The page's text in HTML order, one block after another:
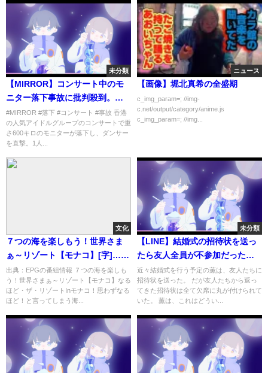
未分類
【MIRROR】コンサート中のモ
ニター落下事故に批判殺到。許
せない。【香港】【ミラー】
update
#MIRROR #落下 #コンサート #事故 香港
の人気アイドルグループのコンサートで重
さ600キロのモニターが落下し、ダンサー
を直撃。1人...
ニュース
【画像】堀北真希の全盛期
c_img_param=; //img-
c.net/output/category/anime.js
c_img_param=; //img...
文化
７つの海を楽しもう！世界さま
ぁ～リゾート【モナコ】[字]…の
番組内容解析まとめ
出典：EPGの番組情報 ７つの海を楽しも
う！世界さまぁ～リゾート【モナコ】なる
ほど・ザ・リゾートInモナコ！思わずなる
ほど！と言ってしまう海...
未分類
【LINE】結婚式の招待状を送っ
たら友人全員が不参加だった
「どうして...？」友人「略奪結婚
じゃん」私「え？」【スカッと
修羅場】
近々結婚式を行う予定の薫は、友人たちに
招待状を送った。 だが友人たちから返っ
てきた招待状は全て欠席に丸が付けられて
いた。 薫は、これはどうい...